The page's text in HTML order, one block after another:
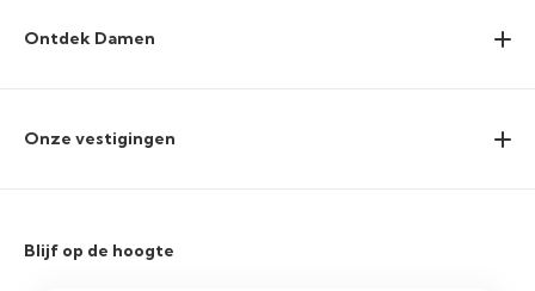
Ontdek Damen
Onze vestigingen
Blijf op de hoogte